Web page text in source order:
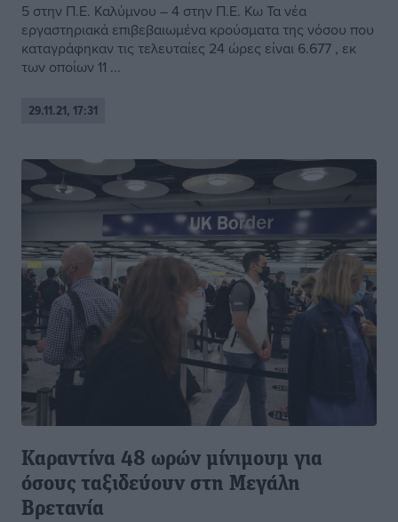
5 στην Π.Ε. Καλύμνου – 4 στην Π.Ε. Κω Τα νέα
εργαστηριακά επιβεβαιωμένα κρούσματα της νόσου που
καταγράφηκαν τις τελευταίες 24 ώρες είναι 6.677 , εκ
των οποίων 11 ...
29.11.21, 17:31
Καραντίνα 48 ωρών μίνιμουμ για
όσους ταξιδεύουν στη Μεγάλη
Βρετανία